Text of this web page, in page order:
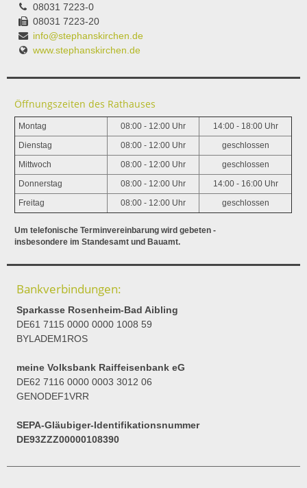
08031 7223-0
08031 7223-20
info@stephanskirchen.de
www.stephanskirchen.de
Öffnungszeiten des Rathauses
Montag 08:00 - 12:00 Uhr 14:00 - 18:00 Uhr
Dienstag 08:00 - 12:00 Uhr geschlossen
Mittwoch 08:00 - 12:00 Uhr geschlossen
Donnerstag 08:00 - 12:00 Uhr 14:00 - 16:00 Uhr
Freitag 08:00 - 12:00 Uhr geschlossen
Um telefonische Terminvereinbarung wird gebeten -
insbesondere im Standesamt und Bauamt.
Bankverbindungen:
Sparkasse Rosenheim-Bad Aibling
DE61 7115 0000 0000 1008 59
BYLADEM1ROS
meine Volksbank Raiffeisenbank eG
DE62 7116 0000 0003 3012 06
GENODEF1VRR
SEPA-Gläubiger-Identifikationsnummer
DE93ZZZ00000108390